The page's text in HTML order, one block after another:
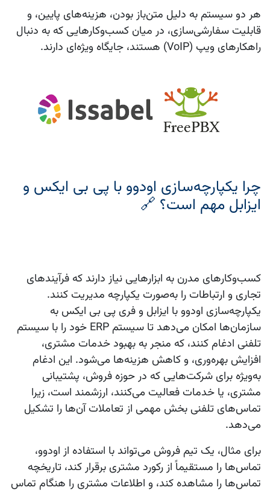
هر دو سیستم به دلیل متن‌باز بودن، هزینه‌های پایین، و
قابلیت سفارشی‌سازی، در میان کسب‌وکارهایی که به دنبال
راهکارهای ویپ (VoIP) هستند، جایگاه ویژه‌ای دارند.
چرا یکپارچه‌سازی اودوو با پی بی ایکس و
ایزابل مهم است؟ 🔗
کسب‌وکارهای مدرن به ابزارهایی نیاز دارند که فرآیندهای
تجاری و ارتباطات را به‌صورت یکپارچه مدیریت کنند.
یکپارچه‌سازی اودوو با ایزابل و فری پی بی ایکس به
سازمان‌ها امکان می‌دهد تا سیستم ERP خود را با سیستم
تلفنی ادغام کنند، که منجر به بهبود خدمات مشتری،
افزایش بهره‌وری، و کاهش هزینه‌ها می‌شود. این ادغام
به‌ویژه برای شرکت‌هایی که در حوزه فروش، پشتیبانی
مشتری، یا خدمات فعالیت می‌کنند، ارزشمند است، زیرا
تماس‌های تلفنی بخش مهمی از تعاملات آن‌ها را تشکیل
می‌دهد.
برای مثال، یک تیم فروش می‌تواند با استفاده از اودوو،
تماس‌ها را مستقیماً از رکورد مشتری برقرار کند، تاریخچه
تماس‌ها را مشاهده کند، و اطلاعات مشتری را هنگام تماس